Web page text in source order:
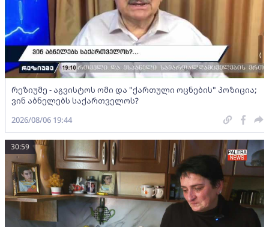
რეზიუმე - აგვისტოს ომი და "ქართული ოცნების" პოზიცია;
ვინ აბნელებს საქართველოს?
2026/08/06 19:44
30:59